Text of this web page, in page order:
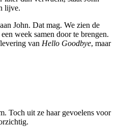
lijve.
John. Dat mag. We zien de
week samen door te brengen.
van Hello Goodbye, maar
Toch uit ze haar gevoelens voor